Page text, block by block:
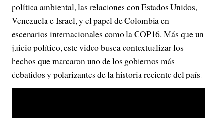
política ambiental, las relaciones con Estados Unidos,
Venezuela e Israel, y el papel de Colombia en
escenarios internacionales como la COP16. Más que un
juicio político, este video busca contextualizar los
hechos que marcaron uno de los gobiernos más
debatidos y polarizantes de la historia reciente del país.